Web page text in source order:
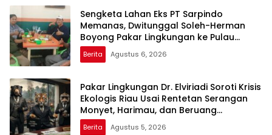
Sengketa Lahan Eks PT Sarpindo
Memanas, Dwitunggal Soleh-Herman
Boyong Pakar Lingkungan ke Pulau
Rupat
Berita Agustus 6, 2026
Pakar Lingkungan Dr. Elviriadi Soroti Krisis
Ekologis Riau Usai Rentetan Serangan
Monyet, Harimau, dan Beruang
Terhadap Warga
Berita Agustus 5, 2026